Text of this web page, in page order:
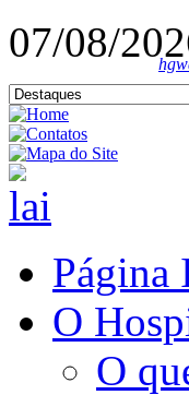
07/08/
Página
O
O